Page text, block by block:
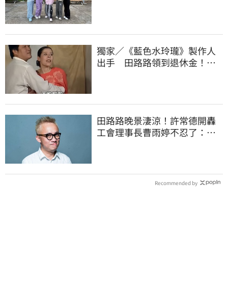
獨家／《藍色水玲瓏》製作人
出手 田路路領到退休金！隱
田路路晚景淒涼！許常德開轟
工會理事長曹雨婷不忍了：別
Recommended by